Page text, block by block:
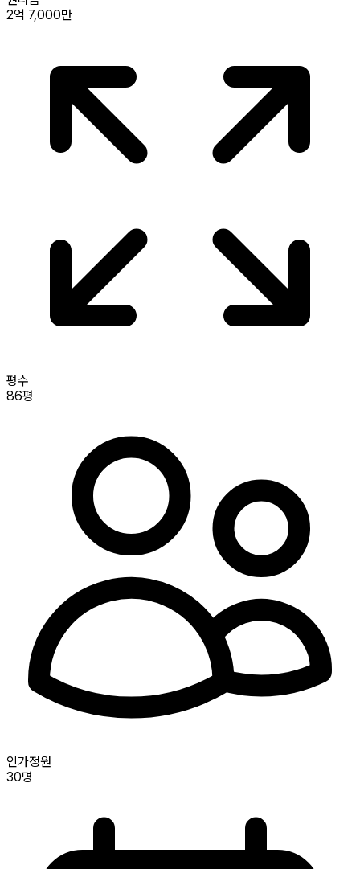
2억 7,000만
평수
86평
인가정원
30명